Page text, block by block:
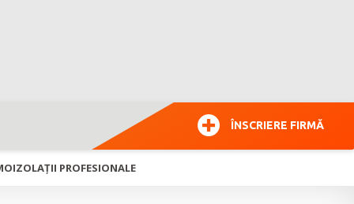
ÎNSCRIERE FIRMĂ
PROFESIONALE